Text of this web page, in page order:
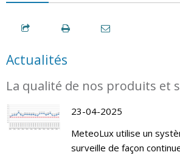
Actualités
La qualité de nos produits et
23-04-2025
MeteoLux utilise un
surveille de façon